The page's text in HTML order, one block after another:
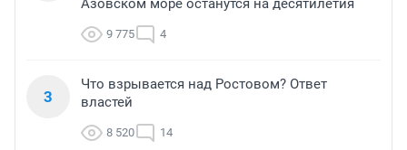
Азовском море останутся на десятилетия
9 775 4
3
Что взрывается над Ростовом? Ответ
властей
8 520 14